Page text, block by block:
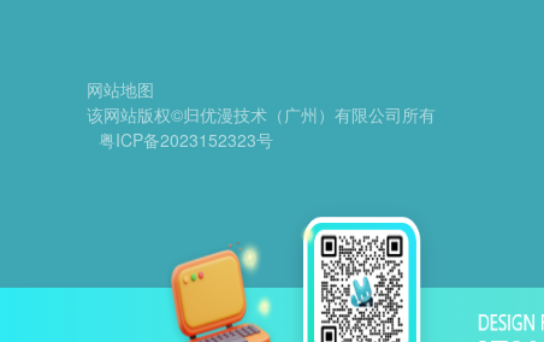
网站地图
该网站版权©归优漫技术（广州）有限公司所有
粤ICP备2023152323号